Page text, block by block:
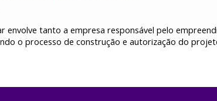
envolve tanto a empresa responsável pelo
o processo de construção e autorização do